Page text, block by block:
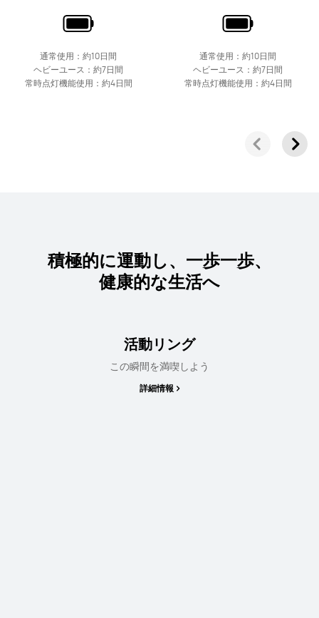
通常使用：約10日間
ヘビーユース：約7日間
常時点灯機能使用：約4日間
通常使用：約10日間
ヘビーユース：約7日間
常時点灯機能使用：約4日間
積極的に運動し、一歩一歩、
健康的な生活へ
活動リング
この瞬間を満喫しよう
詳細情報